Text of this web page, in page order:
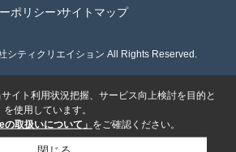
ポリシー サイトマップ
シティクリエイション All Rights Reserved.
イト利用状況把握、サービス向上検討を目的と
使用しています。
の取扱いについて」 をご確認ください。